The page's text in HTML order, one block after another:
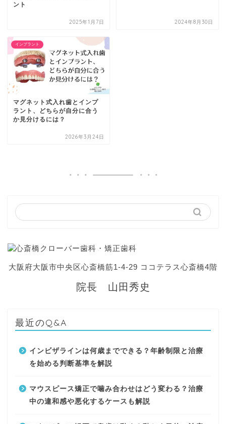
ント
2025年1月7日 2024年8月30日
インプラント
マグネット式入れ歯とインプ
ラント、どちらが自分に合う
か見分けるには？
2026年3月24日
大阪府大阪市中央区心斎橋筋1-4-29 ココテラス心斎橋4階
院長 山田秀史
最近のQ&A
インビザラインは何歳までできる？年齢制限と治療
を始める判断基準を解説
マウスピース矯正で噛み合わせはどう変わる？治療
中の違和感や悪化するケースも解説